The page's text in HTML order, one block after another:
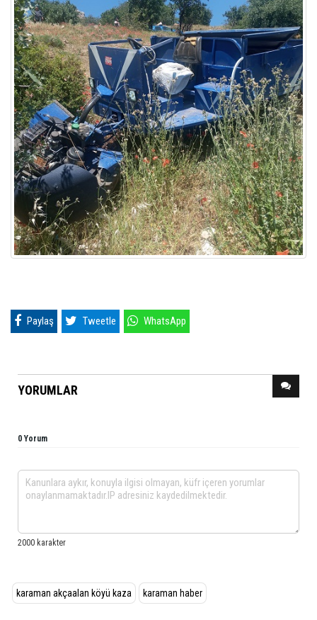
Paylaş Tweetle WhatsApp
YORUMLAR
0 Yorum
karaman akçaalan köyü kaza karaman haber